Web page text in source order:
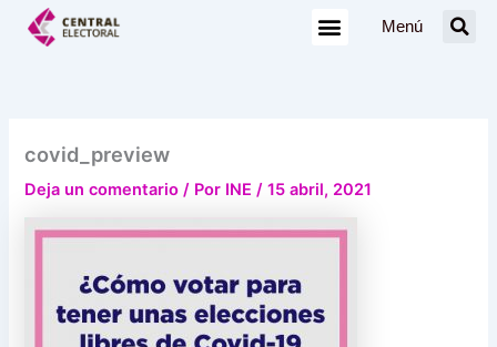
Menú
covid_preview
Deja un comentario / Por INE/15 abril, 2021